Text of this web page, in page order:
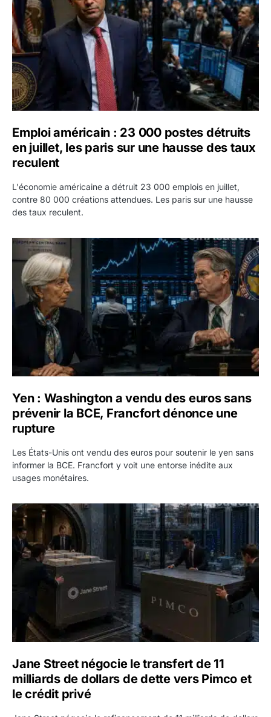
Emploi américain : 23 000 postes détruits
en juillet, les paris sur une hausse des taux
reculent
L'économie américaine a détruit 23 000 emplois en juillet,
contre 80 000 créations attendues. Les paris sur une hausse
des taux reculent.
Yen : Washington a vendu des euros sans prévenir la
Yen : Washington a vendu des euros sans
prévenir la BCE, Francfort dénonce une
rupture
Les États-Unis ont vendu des euros pour soutenir le yen sans
informer la BCE. Francfort y voit une entorse inédite aux
usages monétaires.
Jane Street négocie le transfert de 11 milliards de
Jane Street négocie le transfert de 11
milliards de dollars de dette vers Pimco et
le crédit privé